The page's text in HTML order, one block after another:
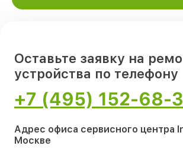
Оставьте заявку на
устройства по телефону
+7 (495) 152-68-
Адрес офиса сервисного центра
Москве